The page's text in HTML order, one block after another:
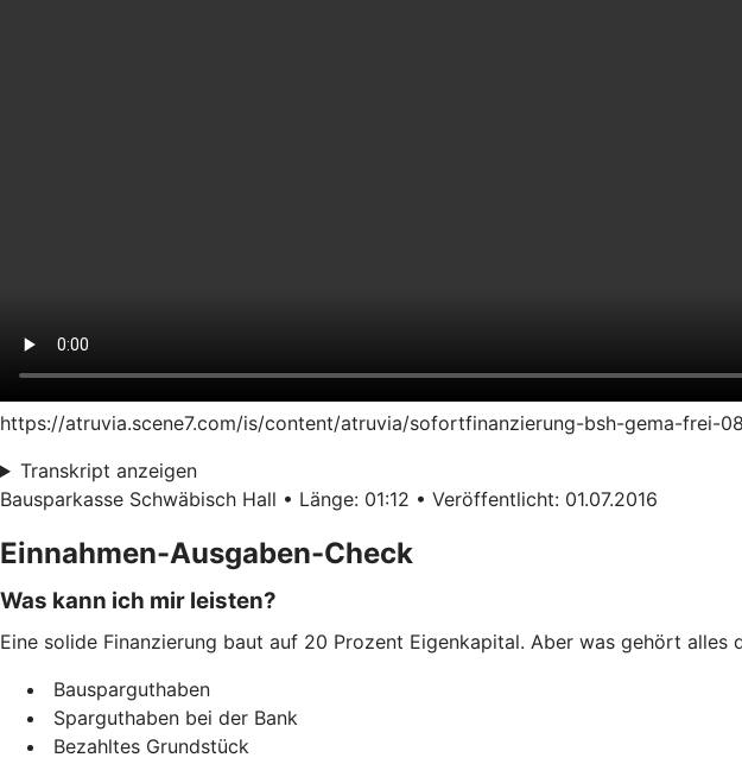
https://atruvia.scene7.com/is/content/atruvia/sofortfinanzierung-bsh-gema-frei-
Transkript anzeigen
Bausparkasse Schwäbisch Hall • Länge: 01:12 • Veröffentlicht: 01.07.2016
Einnahmen-Ausgaben-Check
Was kann ich mir leisten?
Eine solide Finanzierung baut auf 20 Prozent Eigenkapital. Aber was gehört
Bausparguthaben
Sparguthaben bei der Bank
Bezahltes Grundstück